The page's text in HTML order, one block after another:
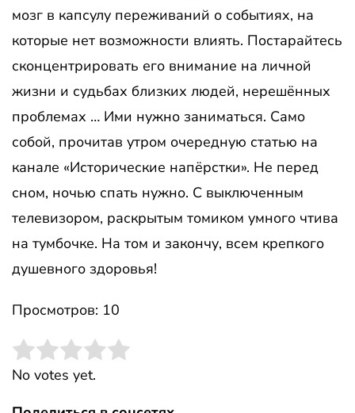
мозг в капсулу переживаний о событиях, на
которые нет возможности влиять. Постарайтесь
сконцентрировать его внимание на личной
жизни и судьбах близких людей, нерешённых
проблемах … Ими нужно заниматься. Само
собой, прочитав утром очередную статью на
канале «Исторические напёрстки». Не перед
сном, ночью спать нужно. С выключенным
телевизором, раскрытым томиком умного чтива
на тумбочке. На том и закончу, всем крепкого
душевного здоровья!
Просмотров: 10
Rate this item:
Submit Rating
No votes yet.